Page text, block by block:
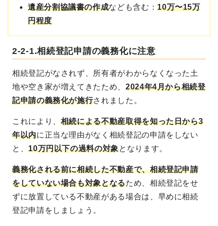
遺産分割協議書の作成なども含む：10万〜15万
円程度
2-2-1.相続登記申請の義務化に注意
相続登記がなされず、所有者がわからなくなった土
地や空き家が増えてきたため、 2024年4月から相続登
記申請の義務化が施行されました。
これにより、 相続による不動産取得を知った日から3
年以内に正当な理由がなく相続登記の申請をしない
と、10万円以下の過料の対象となります。
義務化される前に相続した不動産で、相続登記申請
をしていない場合も対象となるため、相続登記をせ
ずに放置している不動産がある場合は、早めに相続
登記申請をしましょう。